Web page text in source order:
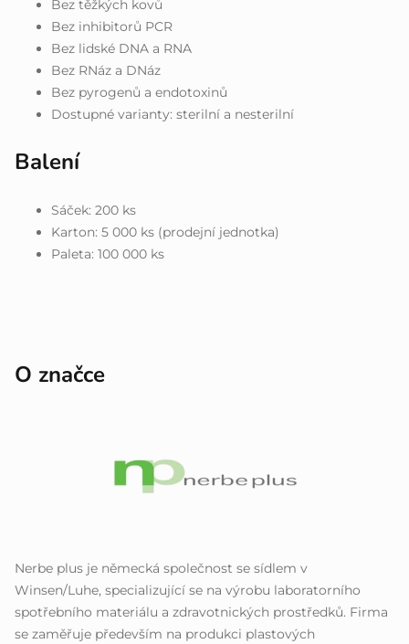
Bez těžkých kovů
Bez inhibitorů PCR
Bez lidské DNA a RNA
Bez RNáz a DNáz
Bez pyrogenů a endotoxinů
Dostupné varianty: sterilní a nesterilní
Balení
Sáček: 200 ks
Karton: 5 000 ks (prodejní jednotka)
Paleta: 100 000 ks
O značce
Nerbe plus je německá společnost se sídlem v
Winsen/Luhe, specializující se na výrobu laboratorního
spotřebního materiálu a zdravotnických prostředků. Firma
se zaměřuje především na produkci plastových